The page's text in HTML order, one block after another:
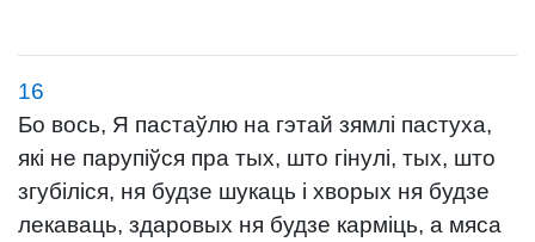
16
Бо вось, Я пастаўлю на гэтай зямлі пастуха,
які не парупіўся пра тых, што гінулі, тых, што
згубіліся, ня будзе шукаць і хворых ня будзе
лекаваць, здаровых ня будзе карміць, а мяса